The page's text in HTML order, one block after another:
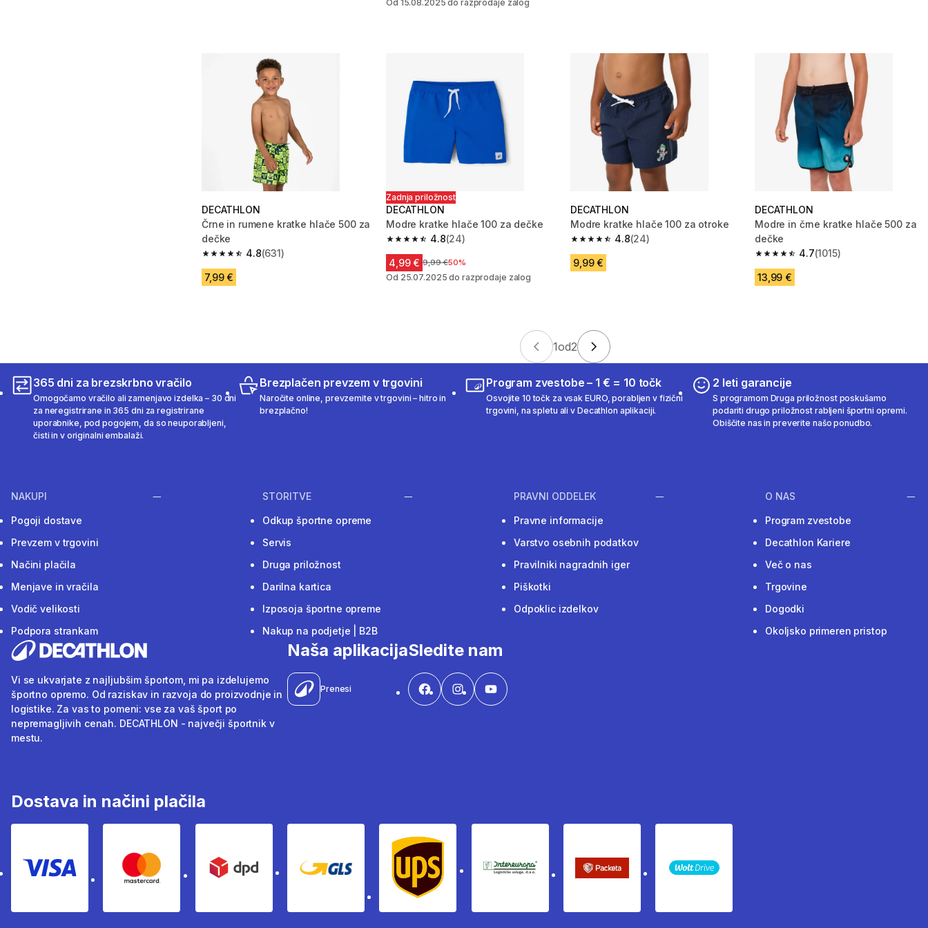
Od 15.08.2025 do razprodaje zalog
DECATHLON
Črne in rumene kratke hlače 500 za
dečke
4.8
4.8 od 5 zvezdic from 631 ocene
(631)
7,99 €
Zadnja priložnost
DECATHLON
Modre kratke hlače 100 za dečke
4.8
4.8 od 5 zvezdic from 24 ocene
(24)
4,99 € Cena pred znižanjem
9,99 €50%
Od 25.07.2025 do razprodaje zalog
DECATHLON
Modre kratke hlače 100 za otroke
4.8
4.8 od 5 zvezdic from 24 ocene
(24)
9,99 €
DECATHLON
Modre in črne kratke hlače 500 za
dečke
4.7
4.7 od 5 zvezdic from 1015 ocene
(1015)
13,99 €
1od2
365 dni za brezskrbno vračilo
Omogočamo vračilo ali zamenjavo izdelka – 30 dni
za neregistrirane in 365 dni za registrirane
uporabnike, pod pogojem, da so neuporabljeni,
čisti in v originalni embalaži.
Brezplačen prevzem v trgovini
Naročite online, prevzemite v trgovini – hitro in
brezplačno!
Program zvestobe – 1 € = 10 točk
Osvojite 10 točk za vsak EURO, porabljen v fizični
trgovini, na spletu ali v Decathlon aplikaciji.
2 leti garancije
S programom Druga priložnost poskušamo
podariti drugo priložnost rabljeni športni opremi.
Obiščite nas in preverite našo ponudbo.
NAKUPI
Pogoji dostave
Prevzem v trgovini
Načini plačila
Menjave in vračila
Vodič velikosti
Podpora strankam
STORITVE
Odkup športne opreme
Servis
Druga priložnost
Darilna kartica
Izposoja športne opreme
Nakup na podjetje | B2B
PRAVNI ODDELEK
Pravne informacije
Varstvo osebnih podatkov
Pravilniki nagradnih iger
Piškotki
Odpoklic izdelkov
O NAS
Program zvestobe
Decathlon Kariere
Več o nas
Trgovine
Dogodki
Okoljsko primeren pristop
Vi se ukvarjate z najljubšim športom, mi pa izdelujemo
športno opremo. Od raziskav in razvoja do proizvodnje in
logistike. Za vas to pomeni: vse za vaš šport po
nepremagljivih cenah. DECATHLON - največji športnik v
mestu.
Naša aplikacija
Prenesi
Sledite nam
Dostava in načini plačila
Visa Mastercard Dpd Gls Ups Intereuropa Packeta Sledenje pošiljki
WOLT